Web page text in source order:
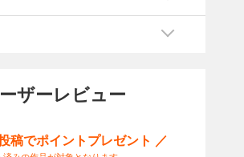
ザーレビュー
稿でポイントプレゼント ／